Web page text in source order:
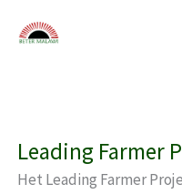
naar
Leading Farmer
Het Leading Farmer